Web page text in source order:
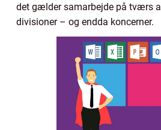
det gælder samarbejde på tværs
divisioner – og endda koncerner.